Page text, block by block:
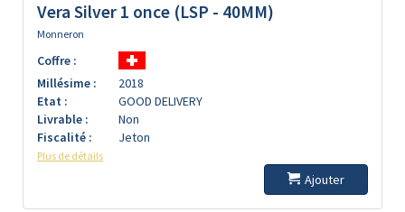
Vera Silver 1 once (LSP - 40MM)
Monneron
Coffre :
Millésime :
2018
Etat :
GOOD DELIVERY
Livrable :
Non
Fiscalité :
Jeton
Plus de détails
Ajouter